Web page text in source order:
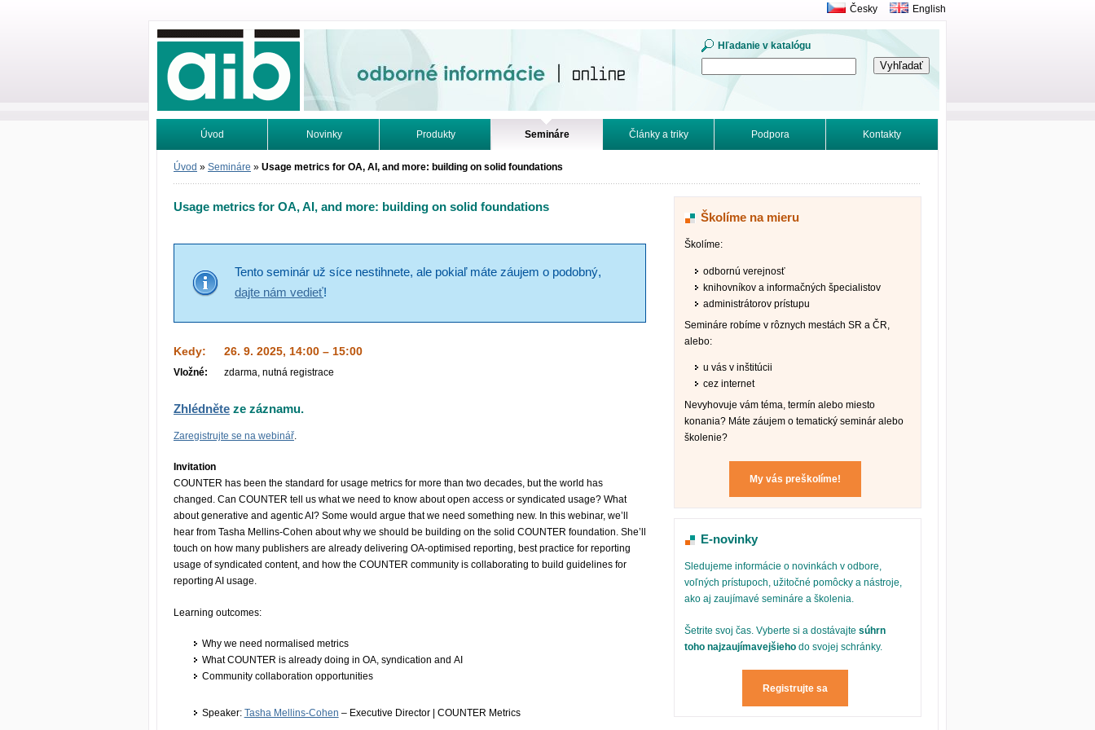
Odborné informácie. Online.
Hľadanie v katalógu
Česky English
Úvod Novinky Produkty Semináre Články a triky Podpora Kontakty
Vyhľadávanie Tutoriály
Úvod » Semináre » Usage metrics for OA, AI, and more: building on solid foundations
Usage metrics for OA, AI, and more: building on solid foundations
Tento seminár už síce nestihnete, ale pokiaľ máte záujem o podobný,
dajte nám vedieť!
Kedy: 26. 9. 2025, 14:00 – 15:00
Vložné: zdarma, nutná registrace
Zhlédněte ze záznamu.
Zaregistrujte se na webinář.
Invitation
COUNTER has been the standard for usage metrics for more than two decades, but the world has
changed. Can COUNTER tell us what we need to know about open access or syndicated usage? What
about generative and agentic AI? Some would argue that we need something new. In this webinar, we’ll
hear from Tasha Mellins-Cohen about why we should be building on the solid COUNTER foundation. She’ll
touch on how many publishers are already delivering OA-optimised reporting, best practice for reporting
usage of syndicated content, and how the COUNTER community is collaborating to build guidelines for
reporting AI usage.
Learning outcomes:
Why we need normalised metrics
What COUNTER is already doing in OA, syndication and AI
Community collaboration opportunities
Speaker: Tasha Mellins-Cohen – Executive Director | COUNTER Metrics
Školíme na mieru
Školíme:
odbornú verejnosť
knihovníkov a informačných špecialistov
administrátorov prístupu
Semináre robíme v rôznych mestách SR a ČR,
alebo:
u vás v inštitúcii
cez internet
Nevyhovuje vám téma, termín alebo miesto
konania? Máte záujem o tematický seminár alebo
školenie?
My vás preškolíme!
E-novinky
Sledujeme informácie o novinkách v odbore,
voľných prístupoch, užitočné pomôcky a nástroje,
ako aj zaujímavé semináre a školenia.
Šetrite svoj čas. Vyberte si a dostávajtesúhrn
toho najzaujímavejšieho do svojej schránky.
Registrujte sa